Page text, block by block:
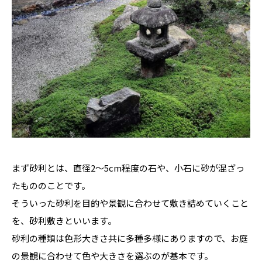
まず砂利とは、直径2～5cm程度の石や、小石に砂が混ざっ
たもののことです。
そういった砂利を目的や景観に合わせて敷き詰めていくこと
を、砂利敷きといいます。
砂利の種類は色形大きさ共に多種多様にありますので、お庭
の景観に合わせて色や大きさを選ぶのが基本です。